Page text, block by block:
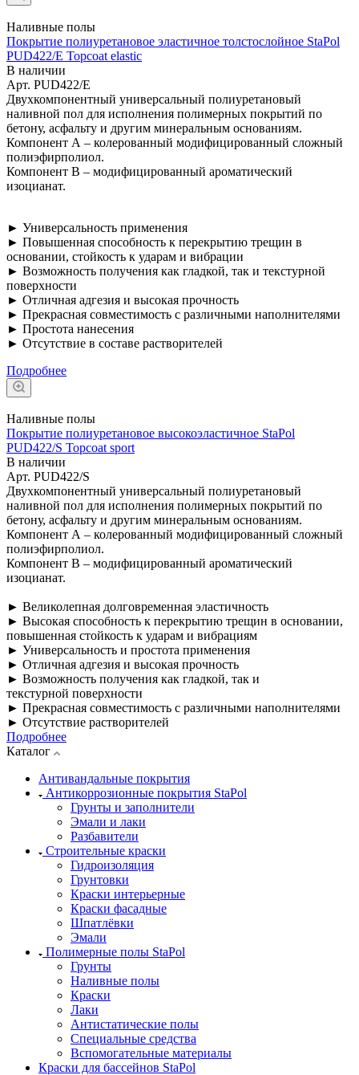
Наливные полы
Покрытие полиуретановое эластичное толстослойное StaPol
PUD422/E Topcoat elastic
В наличии
Арт. PUD422/E
Двухкомпонентный универсальный полиуретановый
наливной пол для исполнения полимерных покрытий по
бетону, асфальту и другим минеральным основаниям.
Компонент А – колерованный модифицированный сложный
полиэфирполиол.
Компонент В – модифицированный ароматический
изоцианат.
► Универсальность применения
► Повышенная способность к перекрытию трещин в
основании, стойкость к ударам и вибрации
► Возможность получения как гладкой, так и текстурной
поверхности
► Отличная адгезия и высокая прочность
► Прекрасная совместимость с различными наполнителями
► Простота нанесения
► Отсутствие в составе растворителей
Подробнее
Наливные полы
Покрытие полиуретановое высокоэластичное StaPol
PUD422/S Topcoat sport
В наличии
Арт. PUD422/S
Двухкомпонентный универсальный полиуретановый
наливной пол для исполнения полимерных покрытий по
бетону, асфальту и другим минеральным основаниям.
Компонент А – колерованный модифицированный сложный
полиэфирполиол.
Компонент В – модифицированный ароматический
изоцианат.
► Великолепная долговременная эластичность
► Высокая способность к перекрытию трещин в основании,
повышенная стойкость к ударам и вибрациям
► Универсальность и простота применения
► Отличная адгезия и высокая прочность
► Возможность получения как гладкой, так и
текстурной поверхности
► Прекрасная совместимость с различными наполнителями
► Отсутствие растворителей
Подробнее
Каталог
Антивандальные покрытия
Антикоррозионные покрытия StaPol
Грунты и заполнители
Эмали и лаки
Разбавители
Строительные краски
Гидроизоляция
Грунтовки
Краски интерьерные
Краски фасадные
Шпатлёвки
Эмали
Полимерные полы StaPol
Грунты
Наливные полы
Краски
Лаки
Антистатические полы
Специальные средства
Вспомогательные материалы
Краски для бассейнов StaPol